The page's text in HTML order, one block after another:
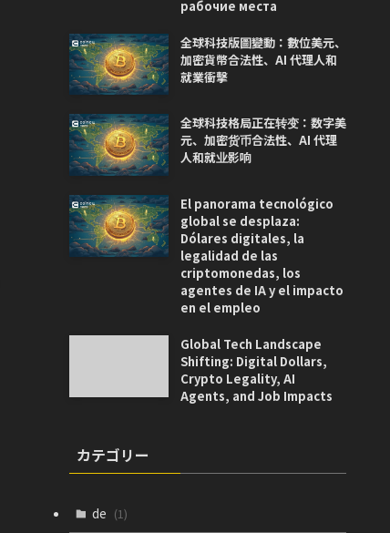
рабочие места
全球科技版圖變動：數位美元、
加密貨幣合法性、AI 代理人和
就業衝擊
全球科技格局正在转变：数字美
元、加密货币合法性、AI 代理
人和就业影响
El panorama tecnológico
global se desplaza:
Dólares digitales, la
legalidad de las
criptomonedas, los
agentes de IA y el impacto
en el empleo
Global Tech Landscape
Shifting: Digital Dollars,
Crypto Legality, AI
Agents, and Job Impacts
カテゴリー
de (1)